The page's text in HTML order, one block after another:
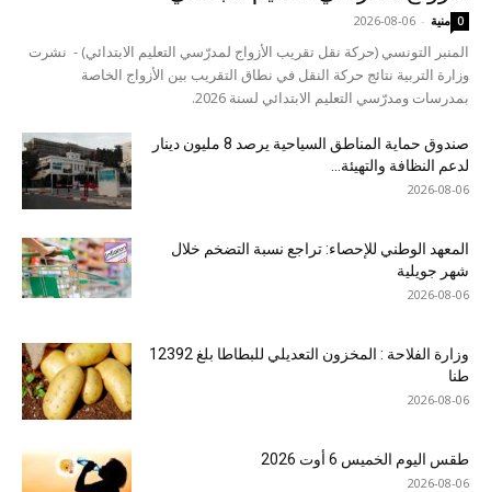
منية -
2026-08-06 0
المنبر التونسي (حركة نقل تقريب الأزواج لمدرّسي التعليم الابتدائي) - نشرت
وزارة التربية نتائج حركة النقل في نطاق التقريب بين الأزواج الخاصة
بمدرسات ومدرّسي التعليم الابتدائي لسنة 2026.
صندوق حماية المناطق السياحية يرصد 8 مليون دينار
لدعم النظافة والتهيئة...
2026-08-06
المعهد الوطني للإحصاء: تراجع نسبة التضخم خلال
شهر جويلية
2026-08-06
وزارة الفلاحة : المخزون التعديلي للبطاطا بلغ 12392
طنا
2026-08-06
طقس اليوم الخميس 6 أوت 2026
2026-08-06